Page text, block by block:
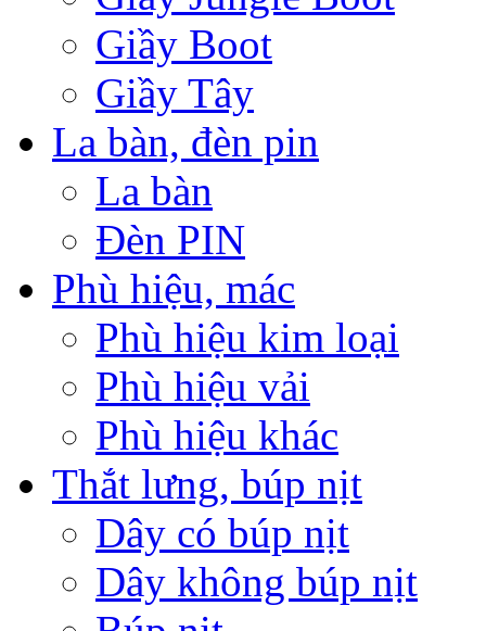
Giầy Boot
Giầy Tây
La bàn, đèn pin
La bàn
Đèn PIN
Phù hiệu, mác
Phù hiệu kim loại
Phù hiệu vải
Phù hiệu khác
Thắt lưng, búp nịt
Dây có búp nịt
Dây không búp nịt